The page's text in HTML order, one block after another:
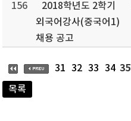
156
2018학년도 2학기
외국어강사(중국어1)
채용 공고
31 32 33 34 35
목록